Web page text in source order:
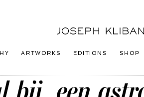
Joseph
Logo
ARTWORKS EDITIONS SHOP